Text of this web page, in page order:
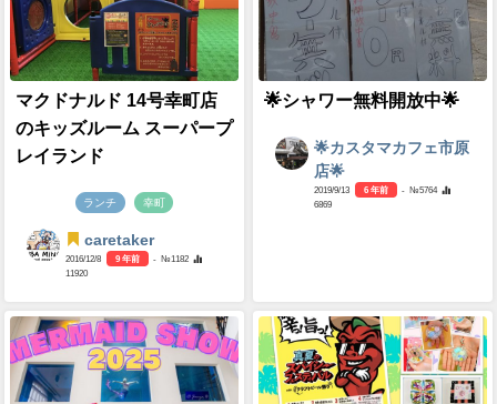
マクドナルド 14号幸町店
のキッズルーム スーパープ
レイランド
ランチ 幸町
caretaker
2016/12/8 9 年前
- №1182
11920
🌟シャワー無料開放中🌟
🌟カスタマカフェ市原
店🌟
2019/9/13 6 年前
- №5764
6869